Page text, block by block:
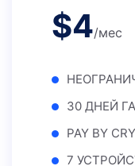
$4/мес
30 ДНЕЙ
PAY BY
7